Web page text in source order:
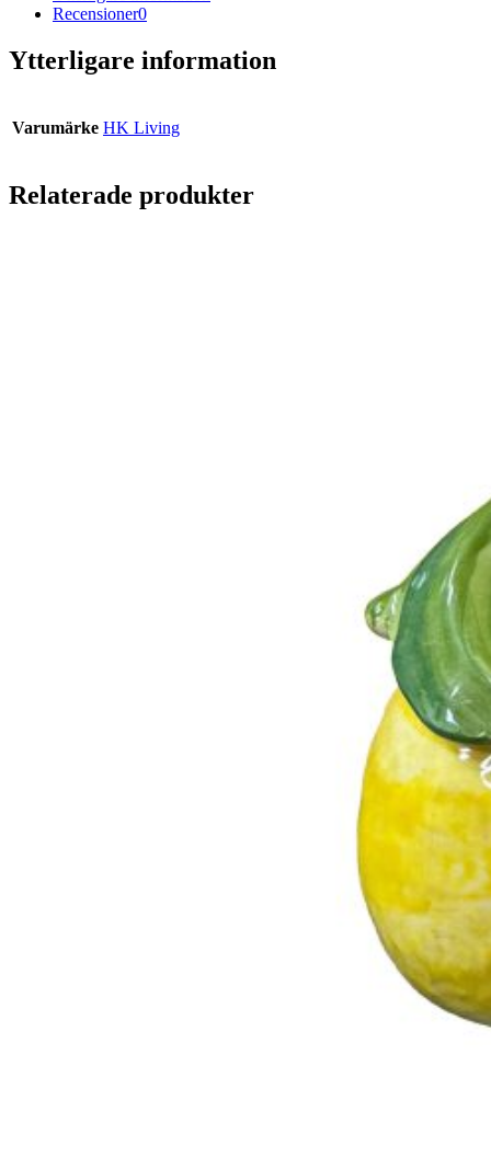
Recensioner0
Ytterligare information
Varumärke HK Living
Relaterade produkter